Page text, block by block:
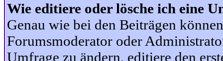
Wie editiere oder lösche ich eine
Genau wie bei den Beiträgen
Forumsmoderator oder
Umfrage zu ändern, editiere den